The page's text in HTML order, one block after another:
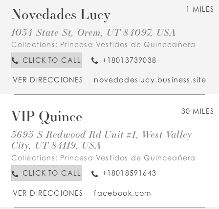
1 MILES
Novedades Lucy
1034 State St, Orem, UT 84097, USA
Collections: Princesa Vestidos de Quinceañera
CLICK TO CALL
+18013739038
VER DIRECCIONES novedadeslucy.business.site
30 MILES
VIP Quince
3695 S Redwood Rd Unit #1, West Valley
City, UT 84119, USA
Collections: Princesa Vestidos de Quinceañera
CLICK TO CALL
+18018591643
VER DIRECCIONES facebook.com